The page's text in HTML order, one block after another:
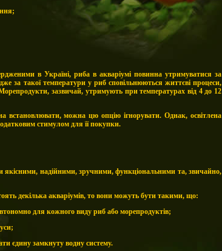
в Україні, риба в акваріумі повинна утримуватися за
за такої температури у риб сповільнюються життєві процеси,
зазвичай, утримують при температурах від 4 до 12
встановлювати, можна цю опцію ігнорувати. Однак, освітлена
стимулом для її покупки.
якісними, надійними, зручними, функціональними та, звичайно,
декілька акваріумів, то вони можуть бути такими, що:
для кожного виду риб або морепродуктів;
єдину замкнуту водну систему.